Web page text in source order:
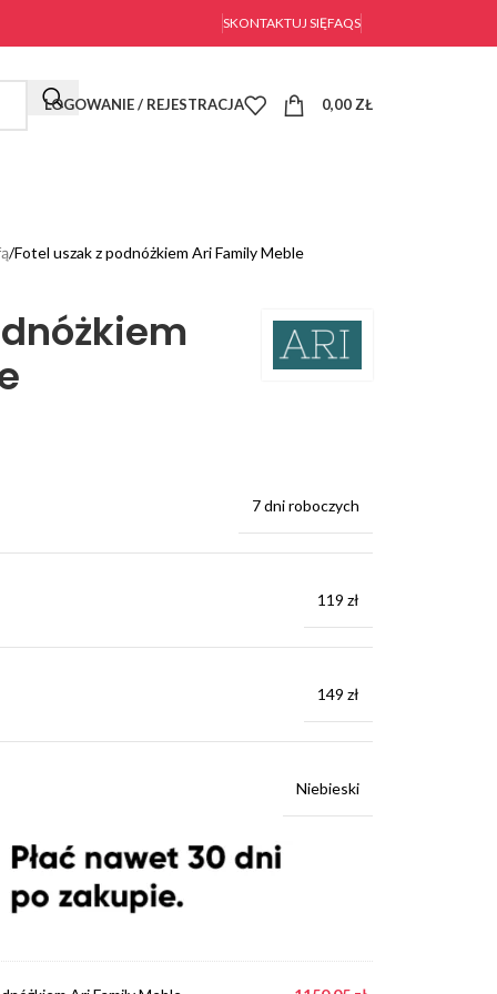
SKONTAKTUJ SIĘFAQS
LOGOWANIE / REJESTRACJA 0,00 ZŁ
Fotel uszak z podnóżkiem Ari Family Meble
7 dni roboczych
119 zł
149 zł
Niebieski